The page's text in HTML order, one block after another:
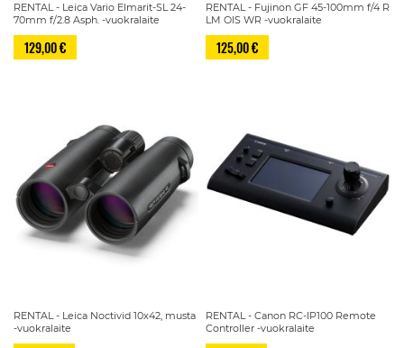
RENTAL - Leica Vario Elmarit-SL 24-
70mm f/2.8 Asph. -vuokralaite
129,00 €
RENTAL - Fujinon GF 45-100mm f/4 R
LM OIS WR -vuokralaite
125,00 €
RENTAL - Leica Noctivid 10x42, musta
-vuokralaite
RENTAL - Canon RC-IP100 Remote
Controller -vuokralaite